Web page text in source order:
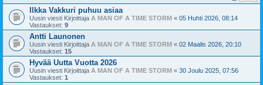
Ilkka Vakkuri puhuu asiaa
Uusin viesti Kirjoittaja A MAN OF A TIME STORM « 05 Huhti 2026, 08:14
Vastaukset: 9
Antti Launonen
Uusin viesti Kirjoittaja A MAN OF A TIME STORM « 02 Maalis 2026, 20:10
Vastaukset: 15
Hyvää Uutta Vuotta 2026
Uusin viesti Kirjoittaja A MAN OF A TIME STORM « 30 Joulu 2025, 07:56
Vastaukset: 1